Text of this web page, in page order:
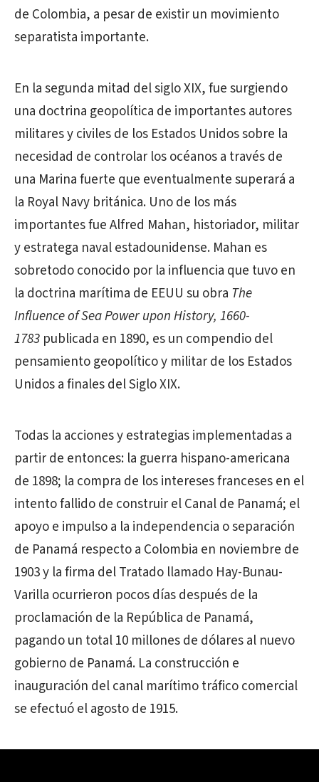
de Colombia, a pesar de existir un movimiento
separatista importante.
En la segunda mitad del siglo XIX, fue surgiendo
una doctrina geopolítica de importantes autores
militares y civiles de los Estados Unidos sobre la
necesidad de controlar los océanos a través de
una Marina fuerte que eventualmente superará a
la Royal Navy británica. Uno de los más
importantes fue Alfred Mahan, historiador, militar
y estratega naval estadounidense. Mahan es
sobretodo conocido por la influencia que tuvo en
la doctrina marítima de EEUU su obra The
Influence of Sea Power upon History, 1660-
1783 publicada en 1890, es un compendio del
pensamiento geopolítico y militar de los Estados
Unidos a finales del Siglo XIX.
Todas la acciones y estrategias implementadas a
partir de entonces: la guerra hispano-americana
de 1898; la compra de los intereses franceses en el
intento fallido de construir el Canal de Panamá; el
apoyo e impulso a la independencia o separación
de Panamá respecto a Colombia en noviembre de
1903 y la firma del Tratado llamado Hay-Bunau-
Varilla ocurrieron pocos días después de la
proclamación de la República de Panamá,
pagando un total 10 millones de dólares al nuevo
gobierno de Panamá. La construcción e
inauguración del canal marítimo tráfico comercial
se efectuó el agosto de 1915.